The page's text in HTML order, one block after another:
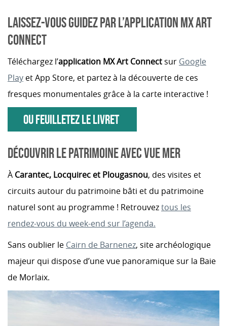
LAISSEZ-VOUS GUIDEZ PAR L’APPLICATION MX ART
CONNECT
Téléchargez l’application MX Art Connectsur Google
Play et App Store, et partez à la découverte de ces
fresques monumentales grâce à la carte interactive !
OU FEUILLETEZ LE LIVRET
DÉCOUVRIR LE PATRIMOINE AVEC VUE MER
À Carantec, Locquirec et Plougasnou, des visites et
circuits autour du patrimoine bâti et du patrimoine
naturel sont au programme ! Retrouveztous les
rendez-vous du week-end sur l’agenda.
Sans oublier le Cairn de Barnenez, site archéologique
majeur qui dispose d’une vue panoramique sur la Baie
de Morlaix.